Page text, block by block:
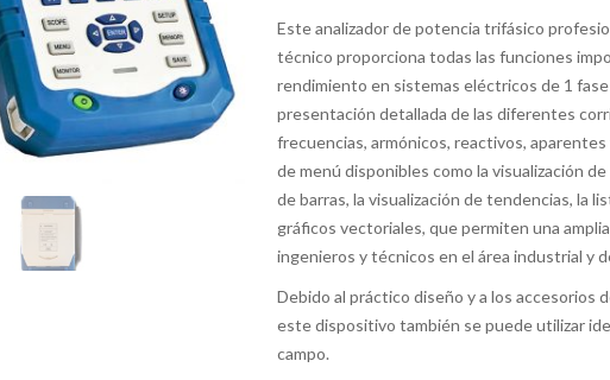
Este analizador de potencia trifásico
técnico proporciona todas las funciones
rendimiento en sistemas eléctricos de 1
presentación detallada de las diferentes
frecuencias, armónicos, reactivos,
de menú disponibles como la visualización
de barras, la visualización de tendencias, la
gráficos vectoriales, que permiten una
ingenieros y técnicos en el área industrial y
Debido al práctico diseño y a los accesorios
este dispositivo también se puede utilizar
campo.